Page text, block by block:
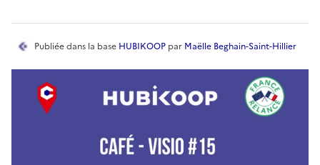
Publiéedans la base HUBIKOOP par Maëlle Beghain-Saint-Hillier